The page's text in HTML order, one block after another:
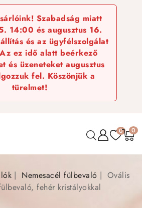
Szabadság miatt
14:00 és augusztus 16.
és az ügyfélszolgálat
ez idő alatt beérkező
és üzeneteket augusztus
fel. Köszönjük a
türelmet!
0 0
Nemesacél fülbevaló
Ovális
fehér kristályokkal